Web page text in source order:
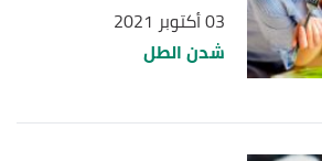
03 أكتوبر 2021
شدن الطل